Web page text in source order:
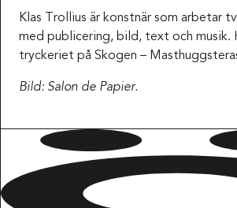
Klas Trollius är konstnär som arbetar
med publicering, bild, text och musik.
tryckeriet på Skogen –
Bild: Salon de Papier.